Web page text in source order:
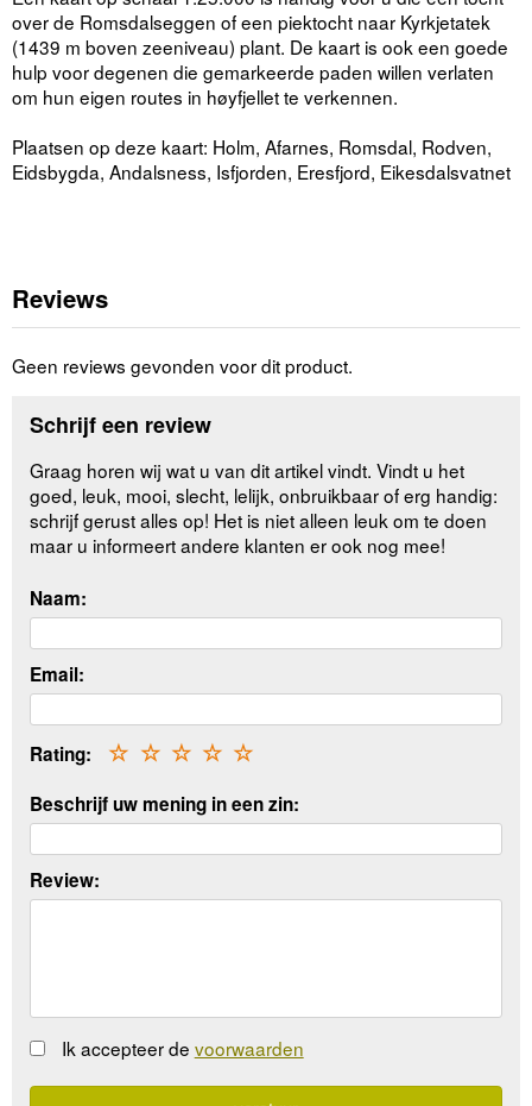
over de Romsdalseggen of een piektocht naar Kyrkjetatek
(1439 m boven zeeniveau) plant. De kaart is ook een goede
hulp voor degenen die gemarkeerde paden willen verlaten
om hun eigen routes in høyfjellet te verkennen.
Plaatsen op deze kaart: Holm, Afarnes, Romsdal, Rodven,
Eidsbygda, Andalsness, Isfjorden, Eresfjord, Eikesdalsvatnet
Reviews
Geen reviews gevonden voor dit product.
Schrijf een review
Graag horen wij wat u van dit artikel vindt. Vindt u het
goed, leuk, mooi, slecht, lelijk, onbruikbaar of erg handig:
schrijf gerust alles op! Het is niet alleen leuk om te doen
maar u informeert andere klanten er ook nog mee!
Naam:
Email:
Rating: ☆
☆
☆
☆
☆
Beschrijf uw mening in een zin:
Review:
Ik accepteer de voorwaarden